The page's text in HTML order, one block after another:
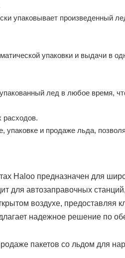
упаковывает произведенный
упаковки и выдачи в
лед в любое время,
расходов.
упаковке и продаже льда,
Haloo предназначен для
для автозаправочных
воздухе,
надежное решение по